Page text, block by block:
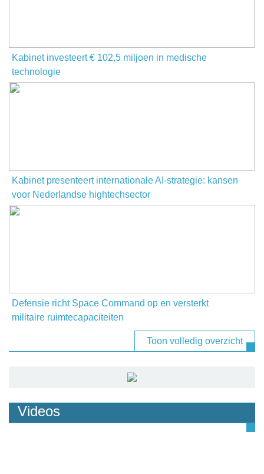
Kabinet investeert € 102,5 miljoen in medische
technologie
Kabinet presenteert internationale AI-strategie: kansen
voor Nederlandse hightechsector
Defensie richt Space Command op en versterkt
militaire ruimtecapaciteiten
Toon volledig overzicht
Videos